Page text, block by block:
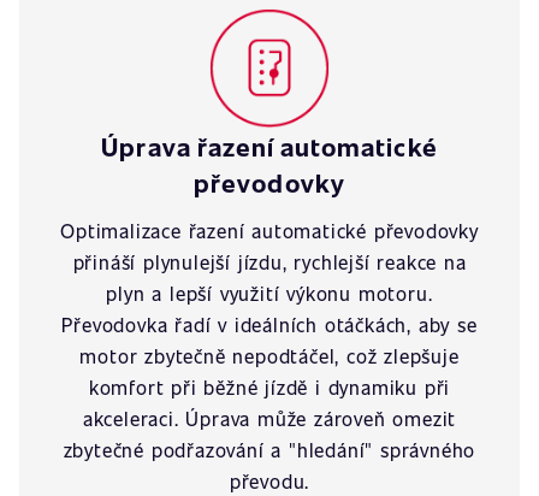
Úprava řazení automatické
převodovky
Optimalizace řazení automatické převodovky
přináší plynulejší jízdu, rychlejší reakce na
plyn a lepší využití výkonu motoru.
Převodovka řadí v ideálních otáčkách, aby se
motor zbytečně nepodtáčel, což zlepšuje
komfort při běžné jízdě i dynamiku při
akceleraci. Úprava může zároveň omezit
zbytečné podřazování a "hledání" správného
převodu.